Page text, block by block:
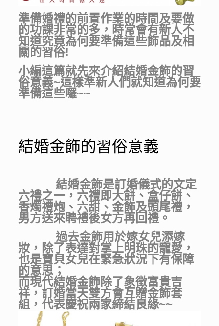
準備婚禮的前置作業的時間及要做
的功課非常的多，時常會有新人不
知道究竟為何要準備這些飾品及相
關的習俗!
小編這篇就先來介紹結婚金飾的習
俗意義~這樣準新人們就知道為何要
準備這些囉~~
結婚金飾的習俗意義
結婚金飾是訂婚儀式的文定
六禮之一，六禮即大餅、盒仔餅、
香燭禮炮、六甜、金飾及頭尾禮，
男方送來聘禮後女方再回禮。
過去金飾用於嫁女兒添嫁
妝，除了表達對掌上明珠的寵愛，
也是寶貝女兒在緊急狀況下有保障
的意思；
而現代結婚金飾除了象徵富貴吉
祥，訂婚當天雙方會互贈金飾套
組，代表慶祝兩家締結良緣~~